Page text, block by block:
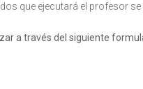
que ejecutará el profesor
a través del siguiente